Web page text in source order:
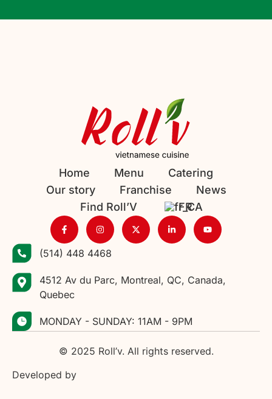
Home Menu
Catering
Our story
Franchise
News
Find Roll’V
FR
(514) 448 4468
4512 Av du Parc, Montreal, QC, Canada,
Quebec
MONDAY - SUNDAY: 11AM - 9PM
© 2025 Roll’v. All rights reserved.
Developed by